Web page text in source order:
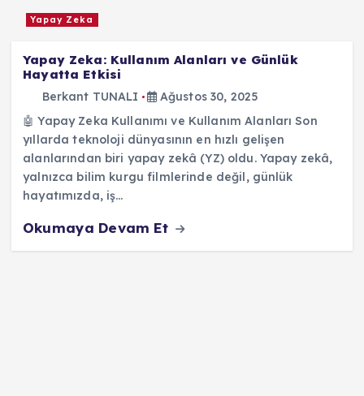
Yapay Zeka
Yapay Zeka: Kullanım Alanları ve Günlük
Hayatta Etkisi
Berkant TUNALI
Ağustos 30, 2025
🤖 Yapay Zeka Kullanımı ve Kullanım Alanları Son
yıllarda teknoloji dünyasının en hızlı gelişen
alanlarından biri yapay zekâ (YZ) oldu. Yapay zekâ,
yalnızca bilim kurgu filmlerinde değil, günlük
hayatımızda, iş…
Okumaya Devam Et